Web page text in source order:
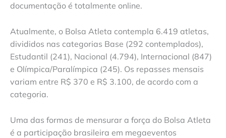
documentação é totalmente online.
Atualmente, o Bolsa Atleta contempla 6.419 atletas,
divididos nas categorias Base (292 contemplados),
Estudantil (241), Nacional (4.794), Internacional (847)
e Olímpica/Paralímpica (245). Os repasses mensais
variam entre R$ 370 e R$ 3.100, de acordo com a
categoria.
Uma das formas de mensurar a força do Bolsa Atleta
é a participação brasileira em megaeventos